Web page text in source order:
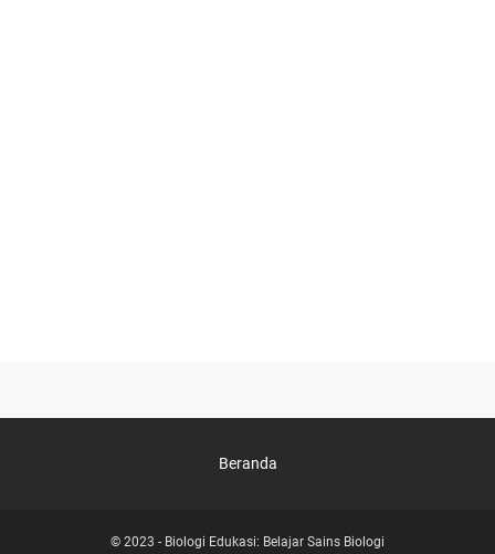
Beranda
© 2023 - Biologi Edukasi: Belajar Sains Biologi